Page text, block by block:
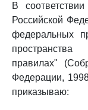
В
Российской
федеральных
правилах"
Федерации,
приказываю: